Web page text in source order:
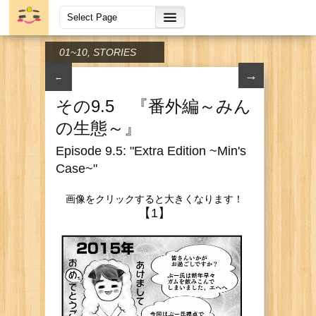
01~10 STORIES
← →
その9.5 『番外編～みん
の生態～』
Episode 9.5: "Extra Edition ~Min's
Case~"
画像をクリックすると大きくなります！
【1】